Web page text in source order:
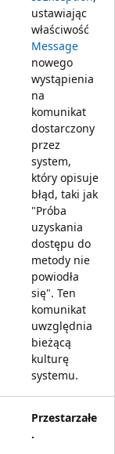
ustawiając
właściwość
Message
nowego
wystąpienia
na
komunikat
dostarczony
przez
system,
który opisuje
błąd, taki jak
"Próba
uzyskania
dostępu do
metody nie
powiodła
się". Ten
komunikat
uwzględnia
bieżącą
kulturę
systemu.
Przestarzałe
.